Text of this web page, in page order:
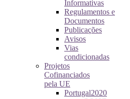
Informativas
Regulamentos e
Documentos
Publicações
Avisos
Vias
condicionadas
Projetos
Cofinanciados
pela UE
Portugal2020